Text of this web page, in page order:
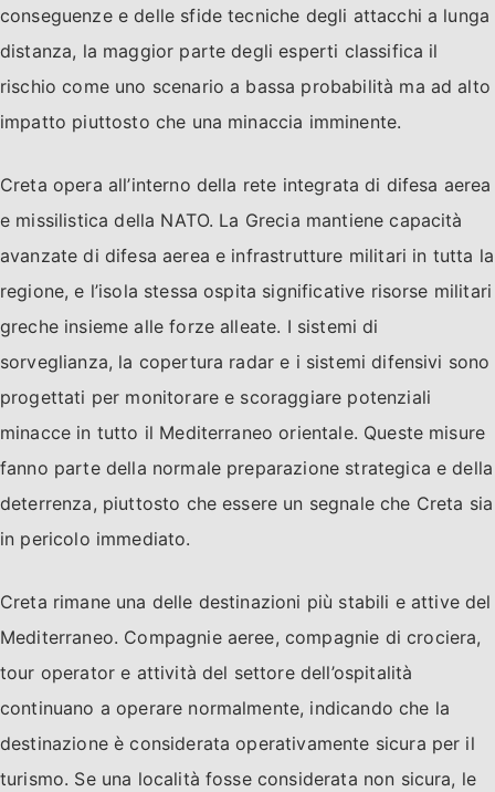
conseguenze e delle sfide tecniche degli attacchi a lunga
distanza, la maggior parte degli esperti classifica il
rischio come uno scenario a bassa probabilità ma ad alto
impatto piuttosto che una minaccia imminente.
Creta opera all’interno della rete integrata di difesa aerea
e missilistica della NATO. La Grecia mantiene capacità
avanzate di difesa aerea e infrastrutture militari in tutta la
regione, e l’isola stessa ospita significative risorse militari
greche insieme alle forze alleate. I sistemi di
sorveglianza, la copertura radar e i sistemi difensivi sono
progettati per monitorare e scoraggiare potenziali
minacce in tutto il Mediterraneo orientale. Queste misure
fanno parte della normale preparazione strategica e della
deterrenza, piuttosto che essere un segnale che Creta sia
in pericolo immediato.
Creta rimane una delle destinazioni più stabili e attive del
Mediterraneo. Compagnie aeree, compagnie di crociera,
tour operator e attività del settore dell’ospitalità
continuano a operare normalmente, indicando che la
destinazione è considerata operativamente sicura per il
turismo. Se una località fosse considerata non sicura, le